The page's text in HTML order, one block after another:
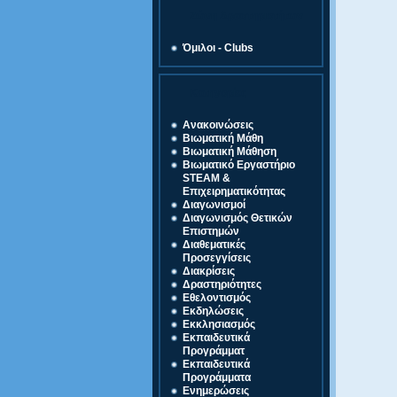
Όμιλοι - Clubs
Ανακοινώσεις
Βιωματική Μάθη
Βιωματική Μάθηση
Βιωματικό Εργαστήριο
STEAM &
Επιχειρηματικότητας
Διαγωνισμοί
Διαγωνισμός Θετικών
Επιστημών
Διαθεματικές
Προσεγγίσεις
Διακρίσεις
Δραστηριότητες
Εθελοντισμός
Εκδηλώσεις
Εκκλησιασμός
Εκπαιδευτικά
Προγράμματ
Εκπαιδευτικά
Προγράμματα
Ενημερώσεις